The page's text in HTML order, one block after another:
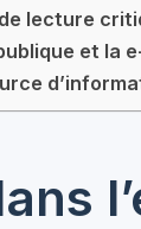
lecture
et la